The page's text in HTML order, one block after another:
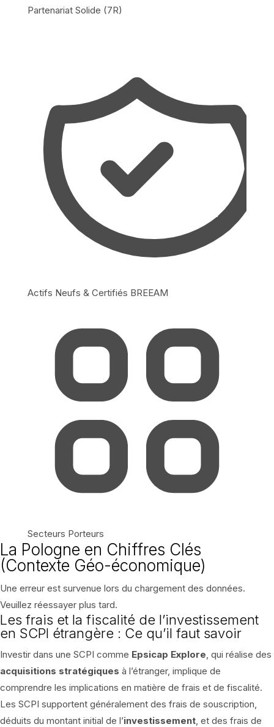
Partenariat Solide (7R)
Actifs Neufs & Certifiés BREEAM
Secteurs Porteurs
La Pologne en Chiffres Clés
(Contexte Géo-économique)
Une erreur est survenue lors du chargement des données.
Veuillez réessayer plus tard.
Les frais et la fiscalité de l’investissement
en SCPI étrangère : Ce qu’il faut savoir
Investir dans une SCPI comme Epsicap Explore, qui réalise des
acquisitions stratégiques à l’étranger, implique de
comprendre les implications en matière de frais et de fiscalité.
Les SCPI supportent généralement des frais de souscription,
déduits du montant initial de l’investissement, et des frais de